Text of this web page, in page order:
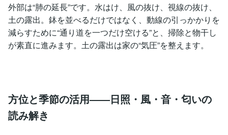
外部は“肺の延長”です。水はけ、風の抜け、視線の抜け、
土の露出。鉢を並べるだけではなく、動線の引っかかりを
減らすために“通り道を一つだけ空ける”と、掃除と物干し
が素直に進みます。土の露出は家の“気圧”を整えます。
方位と季節の活用――日照・風・音・匂いの
読み解き